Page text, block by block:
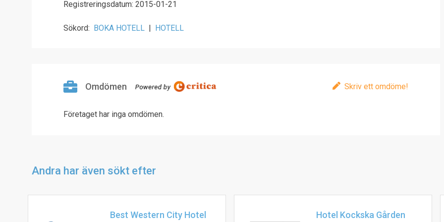
Registreringsdatum: 2015-01-21
Sökord: BOKA HOTELL | HOTELL
Omdömen Skriv ett omdöme!
Företaget har inga omdömen.
Andra har även sökt efter
Best Western City Hotel Hotel Kockska Gården